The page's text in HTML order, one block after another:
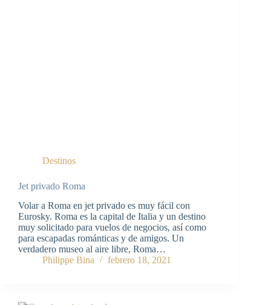
Destinos
Jet privado Roma
Volar a Roma en jet privado es muy fácil con
Eurosky. Roma es la capital de Italia y un destino
muy solicitado para vuelos de negocios, así como
para escapadas románticas y de amigos. Un
verdadero museo al aire libre, Roma…
Philippe Bina
febrero 18, 2021